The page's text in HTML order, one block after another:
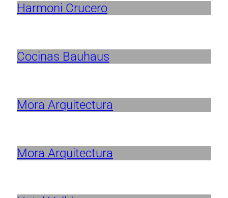
Harmoni Crucero
Cocinas Bauhaus
Mora Arquitectura
Mora Arquitectura